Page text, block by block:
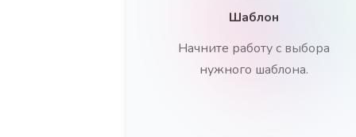
Шаблон
Начните работу с выбора
нужного шаблона.